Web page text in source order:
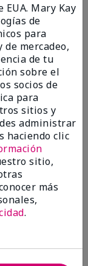
Satin
Mary Kay
de
para
mercadeo,
de tu
sobre el
socios de
para
sitios y
administrar
haciendo clic
sitio,
más
.